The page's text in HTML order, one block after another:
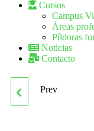
Cursos
Campus
Áreas
Píldoras
Noticias
Contacto
ASISTENCIA Y
Prev